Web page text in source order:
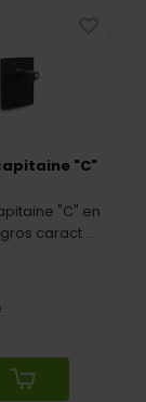
"C"
"C" en
caract...